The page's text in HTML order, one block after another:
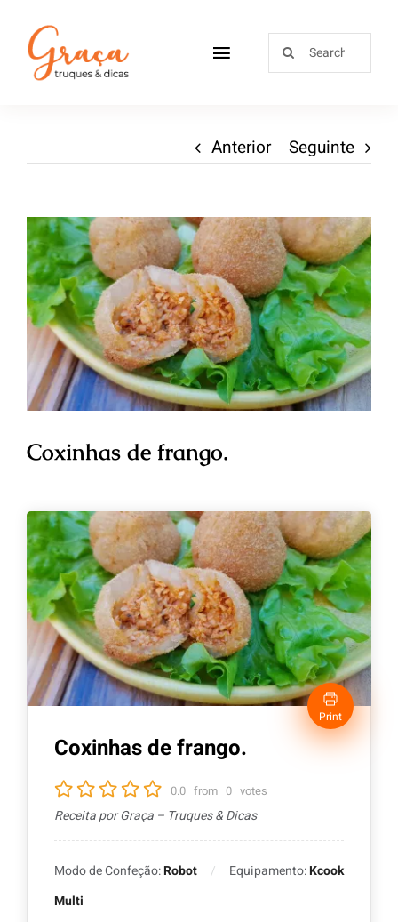
Receitas
Sobre
Loja
Blog
Contactos
Anterior Seguinte
Coxinhas de frango.
Print
Coxinhas de frango.
0.0 from 0 votes
Receita por Graça – Truques & Dicas
Modo de Confeção:Robot Equipamento:Kcook
Multi